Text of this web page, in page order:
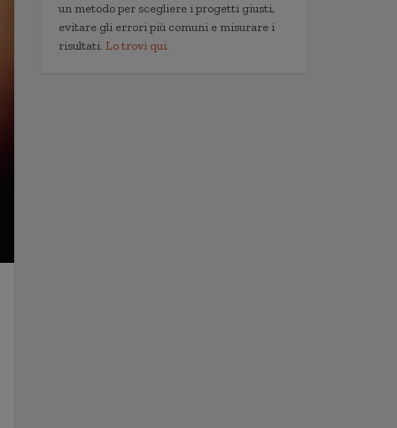
un metodo per scegliere i progetti giusti,
evitare gli errori più comuni e misurare i
risultati. Lo trovi qui.